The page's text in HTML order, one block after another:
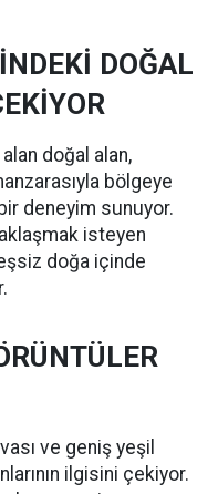
DOĞAL
alan doğal alan,
bölgeye
deneyim sunuyor.
isteyen
doğa içinde
ve geniş yeşil
ilgisini çekiyor.